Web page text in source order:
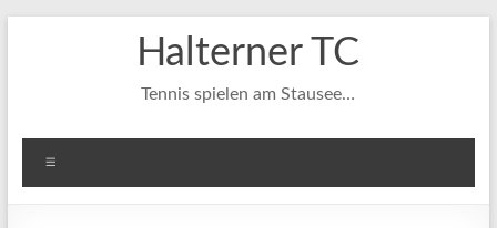
Halterner TC
Tennis spielen am Stausee…